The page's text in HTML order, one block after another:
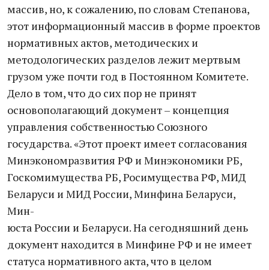
массив, но, к сожалению, по словам Степанова,
этот информационный массив в форме проектов
нормативных актов, методических и
методологических разделов лежит мертвым
грузом уже почти год в Постоянном Комитете.
Дело в том, что до сих пор не принят
основополагающий документ – концепция
управления собственностью Союзного
государства. «Этот проект имеет согласования
Минэкономразвития РФ и Минэкономики РБ,
Госкомимущества РБ, Росимущества РФ, МИД
Беларуси и МИД России, Минфина Беларуси,
Мин-
юста России и Беларуси. На сегодняшний день
документ находится в Минфине РФ и не имеет
статуса нормативного акта, что в целом